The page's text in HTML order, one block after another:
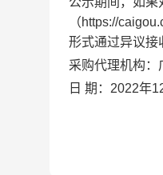
（https://
形式通过异议接
采购代理机构：
日 期：2022年